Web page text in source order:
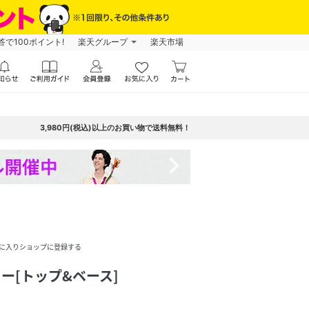
で100ポイント! 楽天グループ 楽天市場
3,980円(税込)以上のお買い物で送料無料！
入りショップに登録する
[トップ&ベース]